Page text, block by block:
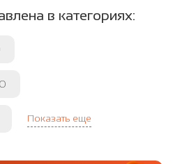
в категориях:
Показать еще